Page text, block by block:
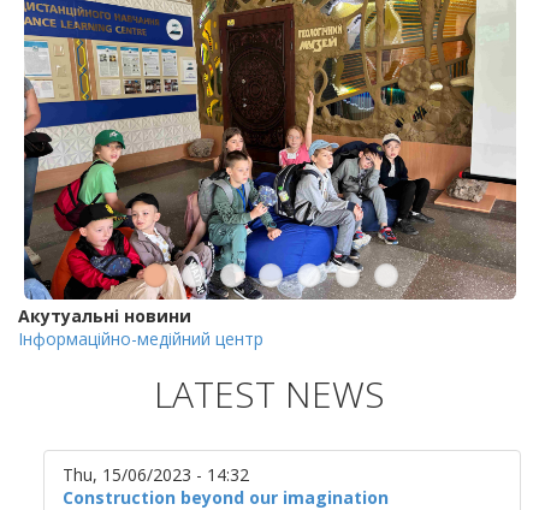
Акутуальні новини
Інформаційно-медійний центр
LATEST NEWS
Thu, 15/06/2023 - 14:32
Construction beyond our imagination